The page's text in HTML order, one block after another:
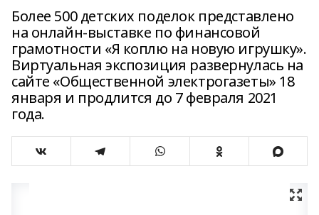
Более 500 детских поделок представлено
на онлайн-выставке по финансовой
грамотности «Я коплю на новую игрушку».
Виртуальная экспозиция развернулась на
сайте «Общественной электрогазеты» 18
января и продлится до 7 февраля 2021
года.